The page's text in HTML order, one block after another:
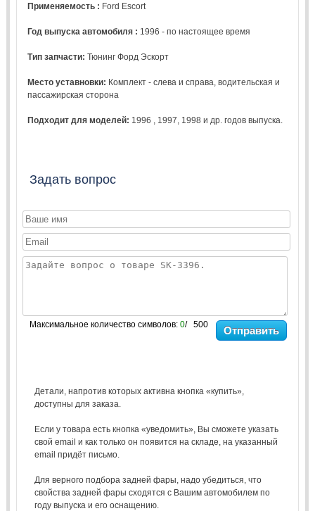
Применяемость : Ford Escort
Год выпуска автомобиля : 1996 - по настоящее время
Тип запчасти:Тюнинг Форд Эскорт
Место уставновки: Комплект - слева и справа, водительская и
пассажирская сторона
Подходит для моделей: 1996 1997 1998 и др. годов выпуска.
Задать вопрос
Максимальное количество символов: 0/ 500 Отправить
Детали, напротив которых активна кнопка «купить»,
доступны для заказа.
Если у товара есть кнопка «уведомить», Вы сможете указать
свой email и как только он появится на складе, на указанный
email придёт письмо.
Для верного подбора задней фары, надо убедиться, что
свойства задней фары сходятся с Вашим автомобилем по
году выпуска и его оснащению.